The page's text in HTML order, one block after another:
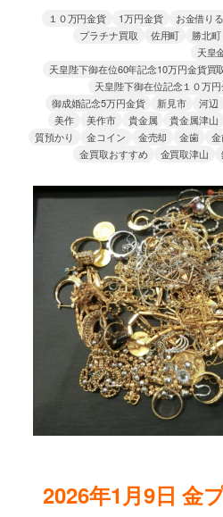
１０万円金貨 1万円金貨 お金借りる
プラチナ買取
佐用町 勝北町
天皇
天皇陛下御在位60年記念10万円金貨買
天皇陛下御在位記念１０万
御成婚記念5万円金貨
新見市 河辺
美作
美作市 貴金属 貴金属津山
質預かり
金コイン 金売却 金歯
金買取おすすめ
金買取津山
2026年1月9日金